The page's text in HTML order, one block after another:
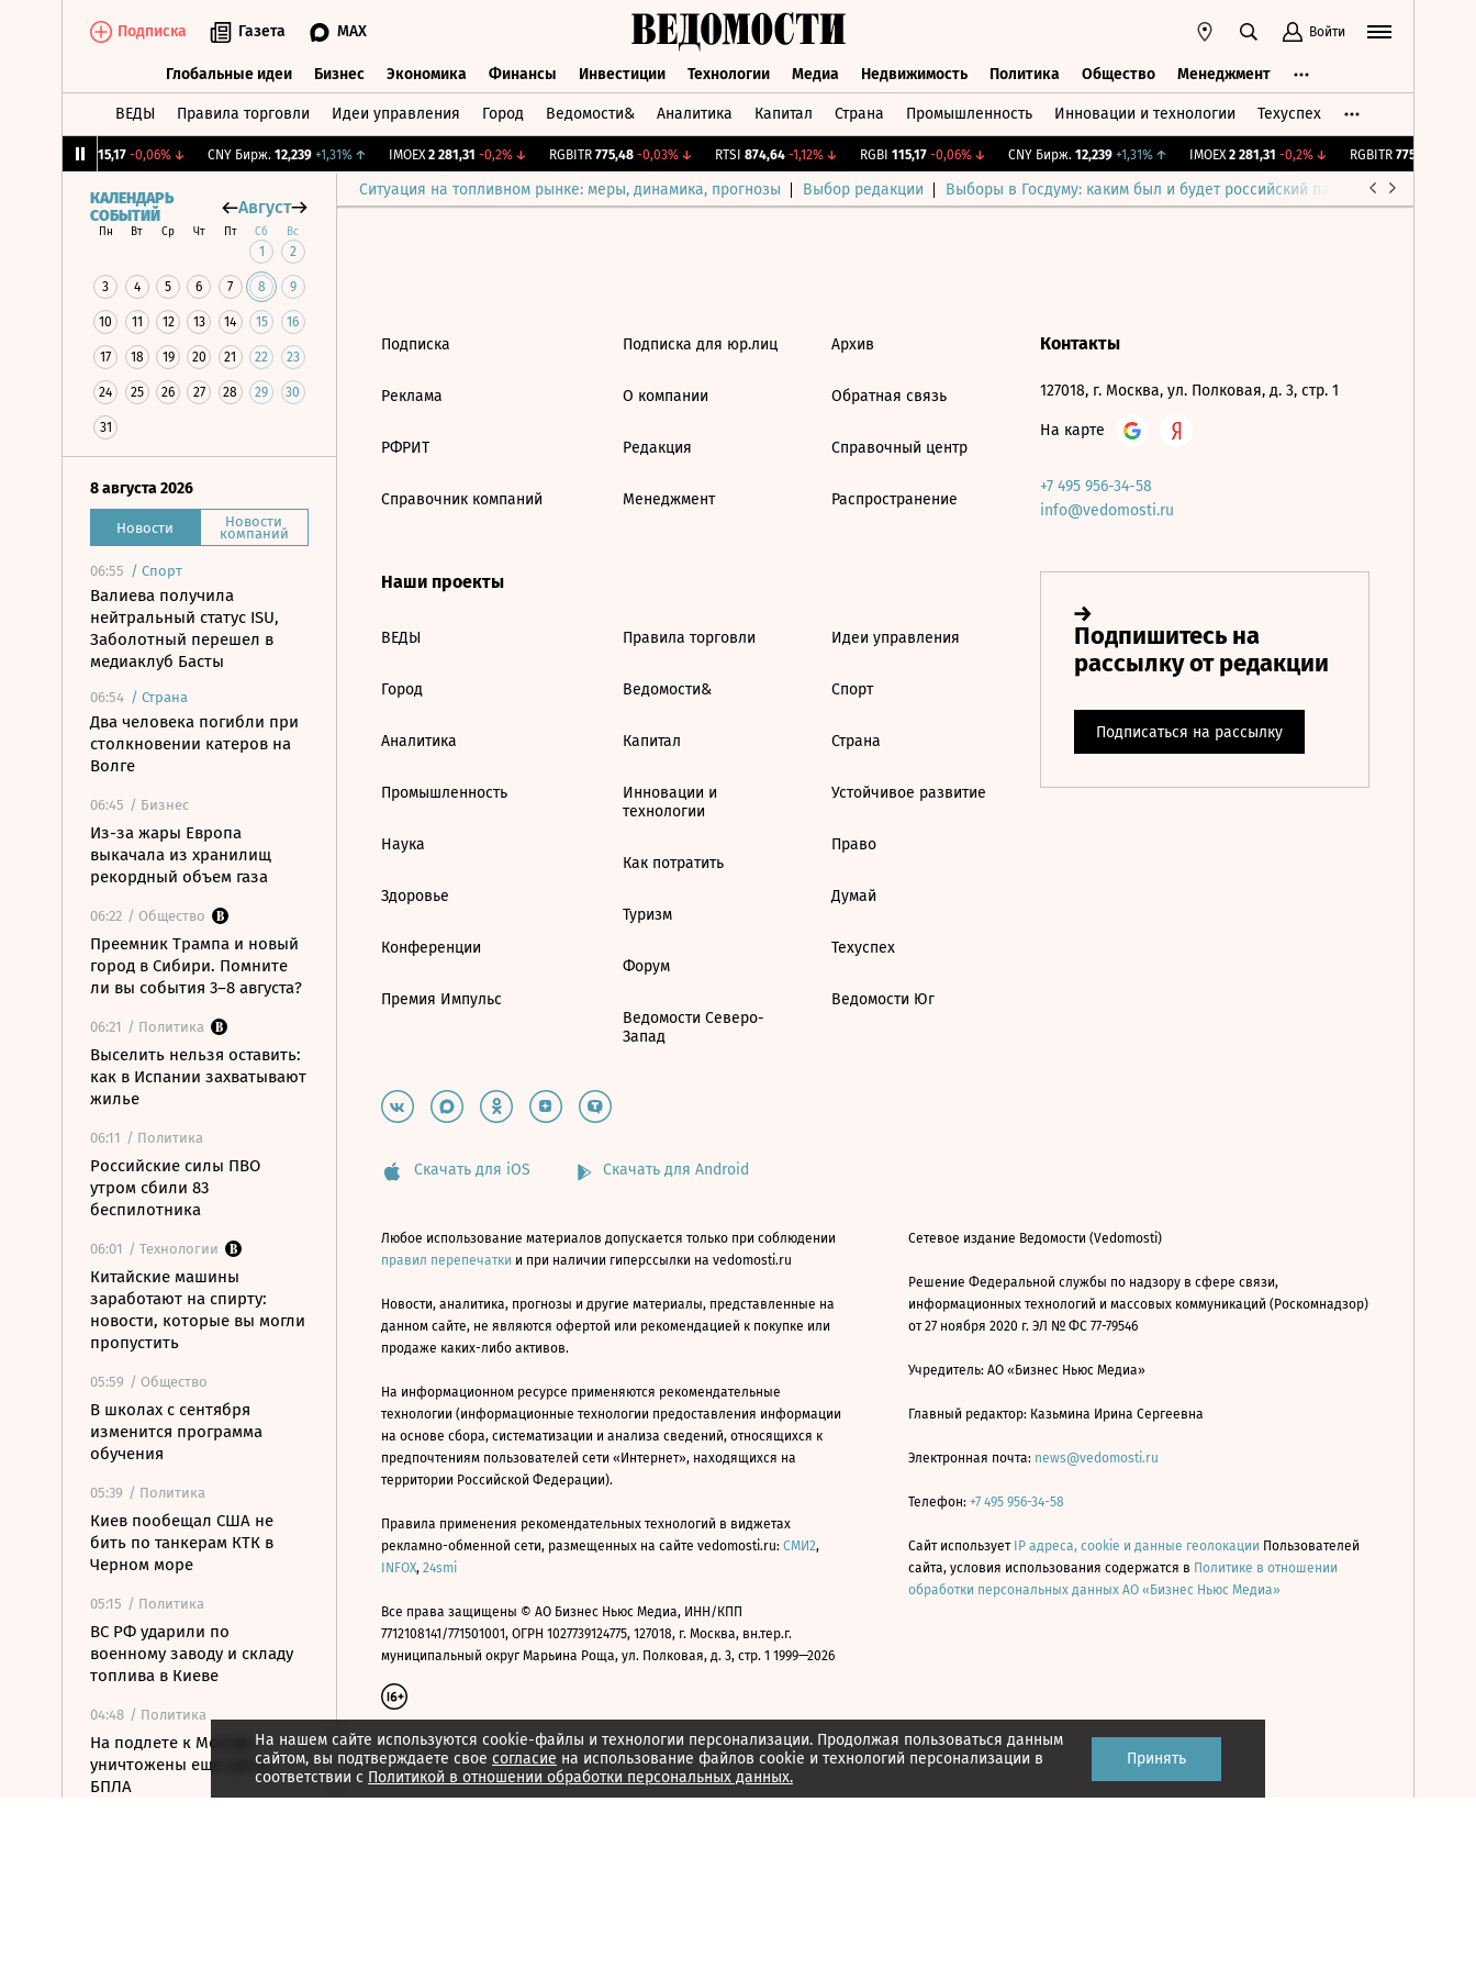
Подписка Газета MAX Войти
Глобальные идеи Бизнес Экономика Финансы Инвестиции Технологии Медиа Недвижимость Политика Общество Менеджмент
ВЕДЫ Правила торговли Идеи управления Город Ведомости& Аналитика Капитал Страна Промышленность Инновации и технологии Техуспех
115,17 -0,06%↓ CNY Бирж. 12,239 +1,31%↑ IMOEX 2 281,31 -0,2%↓ RGBITR 775,48 -0,03%↓ RTSI 874,64 -1,12%↓ RGBI 115,17 -0,06%↓ CNY Бирж. 12,239 +1,31%↑ IMOEX 2 281,31 -0,2%↓ RGBITR 775,48
Ситуация на топливном рынке: меры, динамика, прогнозы Выбор редакции Выборы в Госдуму: каким был и будет российский парламент
КАЛЕНДАРЬ
СОБЫТИЙ
Август
Пн Вт Ср Чт Пт Сб Вс
1 2
3 4 5 6 7 8 9
10 11 12 13 14 15 16
17 18 19 20 21 22 23
24 25 26 27 28 29 30
31
8 августа 2026
Новости Новости
компаний
06:55 / Спорт
Валиева получила
нейтральный статус ISU,
Заболотный перешел в
медиаклуб Басты
06:54 / Страна
Два человека погибли при
столкновении катеров на
Волге
06:45 / Бизнес
Из-за жары Европа
выкачала из хранилищ
рекордный объем газа
06:22 / Общество
Преемник Трампа и новый
город в Сибири. Помните
ли вы события 3–8 августа?
06:21 / Политика
Выселить нельзя оставить:
как в Испании захватывают
жилье
06:11 / Политика
Российские силы ПВО
утром сбили 83
беспилотника
06:01 / Технологии
Китайские машины
заработают на спирту:
новости, которые вы могли
пропустить
05:59 / Общество
В школах с сентября
изменится программа
обучения
05:39 / Политика
Киев пообещал США не
бить по танкерам КТК в
Черном море
05:15 / Политика
ВС РФ ударили по
военному заводу и складу
топлива в Киеве
04:48 / Политика
На подлете к Москве
уничтожены еще шесть
БПЛА
На нашем сайте используются cookie-файлы и технологии персонализации. Продолжая пользоваться данным
сайтом, вы подтверждаете свое согласие на использование файлов cookie и технологий персонализации в
соответствии с Политикой в отношении обработки персональных данных.
Принять
Подписка
Реклама
РФРИТ
Справочник компаний
Подписка для юр.лиц
О компании
Редакция
Менеджмент
Архив
Обратная связь
Справочный центр
Распространение
Наши проекты
ВЕДЫ
Город
Аналитика
Промышленность
Наука
Здоровье
Конференции
Премия Импульс
Правила торговли
Ведомости&
Капитал
Инновации и
технологии
Как потратить
Туризм
Форум
Ведомости Северо-
Запад
Идеи управления
Спорт
Страна
Устойчивое развитие
Право
Думай
Техуспех
Ведомости Юг
Контакты
127018, г. Москва, ул. Полковая, д. 3, стр. 1
На карте
+7 495 956-34-58
info@vedomosti.ru
Скачать для iOS Скачать для Android
Любое использование материалов допускается только при соблюдении
правил перепечатки и при наличии гиперссылки на vedomosti.ru
Новости, аналитика, прогнозы и другие материалы, представленные на
данном сайте, не являются офертой или рекомендацией к покупке или
продаже каких-либо активов.
На информационном ресурсе применяются рекомендательные
технологии (информационные технологии предоставления информации
на основе сбора, систематизации и анализа сведений, относящихся к
предпочтениям пользователей сети «Интернет», находящихся на
территории Российской Федерации).
Правила применения рекомендательных технологий в виджетах
рекламно-обменной сети, размещенных на сайте vedomosti.ru: СМИ2,
INFOX, 24smi
Все права защищены © АО Бизнес Ньюс Медиа, ИНН/КПП
7712108141/771501001, ОГРН 1027739124775, 127018, г. Москва, вн.тер.г.
муниципальный округ Марьина Роща, ул. Полковая, д. 3, стр. 1 1999—2026
Сетевое издание Ведомости (Vedomosti)
Решение Федеральной службы по надзору в сфере связи,
информационных технологий и массовых коммуникаций (Роскомнадзор)
от 27 ноября 2020 г. ЭЛ № ФС 77-79546
Учредитель: АО «Бизнес Ньюс Медиа»
Главный редактор: Казьмина Ирина Сергеевна
Электронная почта: news@vedomosti.ru
Телефон: +7 495 956-34-58
Сайт использует IP адреса, cookie и данные геолокации Пользователей
сайта, условия использования содержатся в Политике в отношении
обработки персональных данных АО «Бизнес Ньюс Медиа»